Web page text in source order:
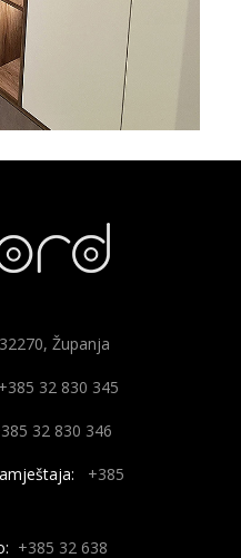
Županja
+385 32 830 345
32 830 346
+385
+385 32 638